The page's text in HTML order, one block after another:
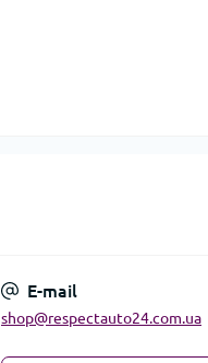
E-mail
shop@respectauto24.com.ua